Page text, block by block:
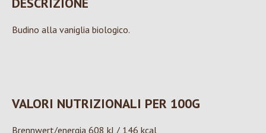
Budino alla vaniglia biologico.
VALORI NUTRIZIONALI PER 100G
Brennwert/energia 608 kJ / 146 kcal